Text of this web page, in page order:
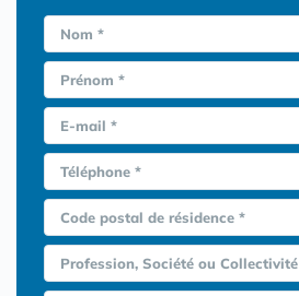
Nom *
Prénom *
E-mail *
Téléphone *
Code postal de résidence *
Profession, Société ou Collectivité